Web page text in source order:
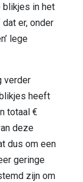
in het
er, onder
lege
verder
heeft
totaal €
deze
dus om een
geringe
zijn om